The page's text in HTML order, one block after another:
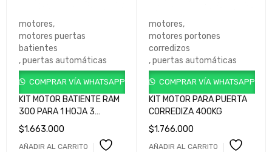
motores,
motores puertas
batientes
,puertas automáticas
COMPRAR VÍA WHATSAPP
KIT MOTOR BATIENTE RAM
300 PARA 1 HOJA 3
METROS / 300 Kg
GKRM300HHB900
$1.663.000
AÑADIR AL CARRITO
motores,
motores portones
corredizos
,puertas automáticas
COMPRAR VÍA WHATSAPP
KIT MOTOR PARA PUERTA
CORREDIZA 400KG
$1.766.000
AÑADIR AL CARRITO